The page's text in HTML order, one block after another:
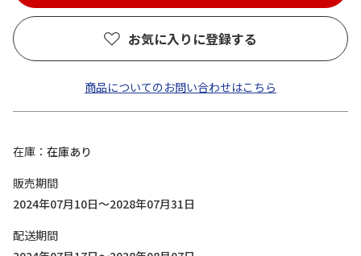
お気に入りに登録する
商品についてのお問い合わせはこちら
在庫
在庫あり
販売期間
2024年07月10日～2028年07月31日
配送期間